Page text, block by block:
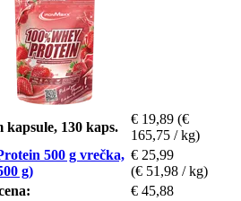
130 kaps.
€ 19,89 (€
165,75 / kg)
500 g vrečka,
g)
€ 25,99
(€ 51,98 / kg)
€ 45,88